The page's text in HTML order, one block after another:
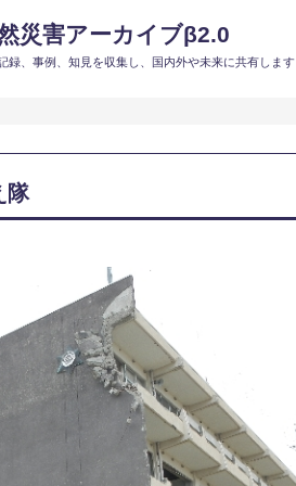
災害アーカイブβ2.0
録、事例、知見を収集し、国内外や未来に共有します
隊